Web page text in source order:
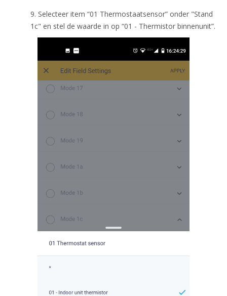
9. Selecteer item “01 Thermostaatsensor” onder "Stand
1c" en stel de waarde in op “01 - Thermistor binnenunit”.